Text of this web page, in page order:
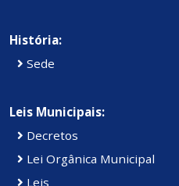
História:
Sede
Leis Municipais:
Decretos
Lei Orgânica Municipal
Leis